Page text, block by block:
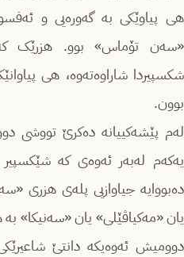
هی پیاوێکی بە گەورەیی و
«سەن تۆماس» بوو. هزرێک
شکسپیردا شاراوەتەوە، هی
بوون.
لەم پێشەکییانە دەکرێ تووشی
یەکەم لەبەر ئەوەی کە
دەبووایە جیاوازیی پلەی هزری
یان «مەکیاڤێلی» یان «سەنیکا»
دوومیش ئەوەیکە دانتێ